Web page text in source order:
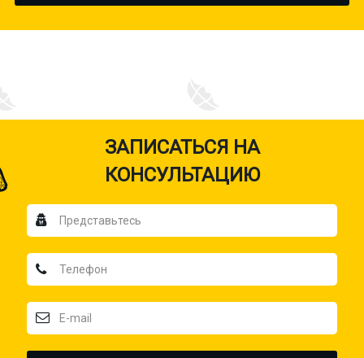
ЗАПИСАТЬСЯ НА
КОНСУЛЬТАЦИЮ